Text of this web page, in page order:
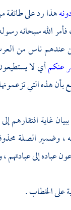
هذا رد على طائفة
فأمر الله سبحانه
عندهم ناس من
عنكمأي لا
هذه التي
غاية افتقارهم
، وضمير الصلة
عباده إلى
على الخطاب .